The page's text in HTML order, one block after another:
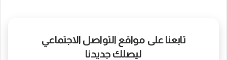
تابعنا على مواقع التواصل الاجتماعي
ليصلك جديدنا